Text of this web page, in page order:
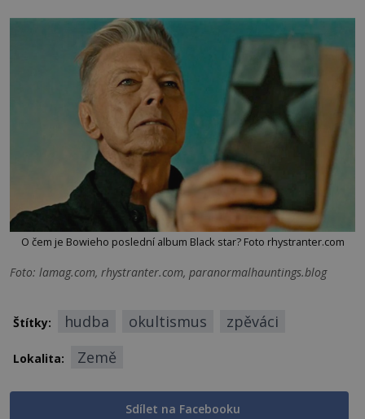
O čem je Bowieho poslední album Black star? Foto rhystranter.com
Foto: lamag.com, rhystranter.com, paranormalhauntings.blog
Štítky: hudba okultismus zpěváci
Lokalita: Země
Sdílet na Facebooku